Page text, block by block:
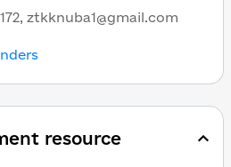
ztkknuba1@gmail.com
resource